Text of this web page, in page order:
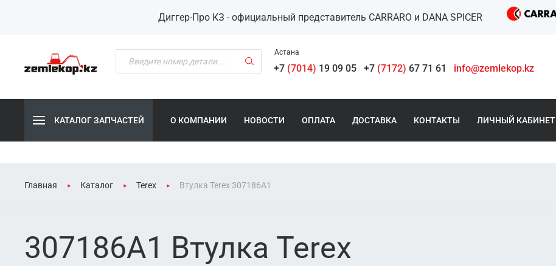
Диггер-Про КЗ - официальный представитель CARRARO и DANA SPICER
Астана
+7 (7014) 19 09 05 +7 (7172) 67 71 61 info@zemlekop.kz
КАТАЛОГ ЗАПЧАСТЕЙ О КОМПАНИИ НОВОСТИ ОПЛАТА ДОСТАВКА КОНТАКТЫ ЛИЧНЫЙ КАБИНЕТ
Главная Каталог Terex Втулка Terex 307186A1
307186A1 Втулка Terex